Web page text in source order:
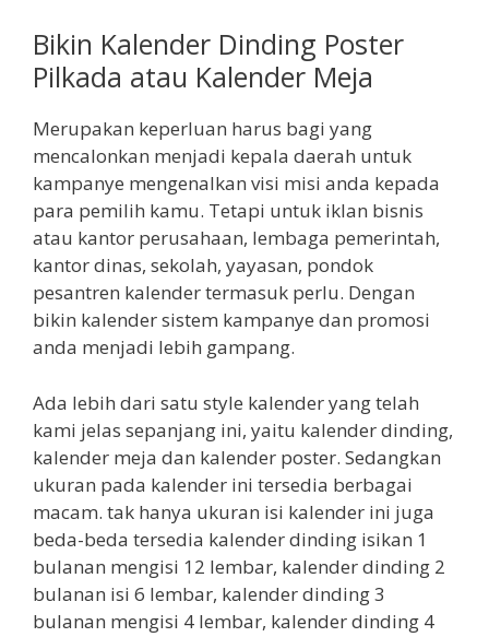
Bikin Kalender Dinding Poster
Pilkada atau Kalender Meja
Merupakan keperluan harus bagi yang
mencalonkan menjadi kepala daerah untuk
kampanye mengenalkan visi misi anda kepada
para pemilih kamu. Tetapi untuk iklan bisnis
atau kantor perusahaan, lembaga pemerintah,
kantor dinas, sekolah, yayasan, pondok
pesantren kalender termasuk perlu. Dengan
bikin kalender sistem kampanye dan promosi
anda menjadi lebih gampang.
Ada lebih dari satu style kalender yang telah
kami jelas sepanjang ini, yaitu kalender dinding,
kalender meja dan kalender poster. Sedangkan
ukuran pada kalender ini tersedia berbagai
macam. tak hanya ukuran isi kalender ini juga
beda-beda tersedia kalender dinding isikan 1
bulanan mengisi 12 lembar, kalender dinding 2
bulanan isi 6 lembar, kalender dinding 3
bulanan mengisi 4 lembar, kalender dinding 4